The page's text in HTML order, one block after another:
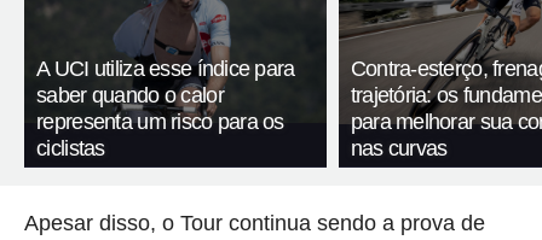
A UCI utiliza esse índice para
saber quando o calor
representa um risco para os
ciclistas
Contra-esterço,
trajetória: os
para melhorar sua
nas curvas
Apesar disso, o Tour continua sendo a prova de